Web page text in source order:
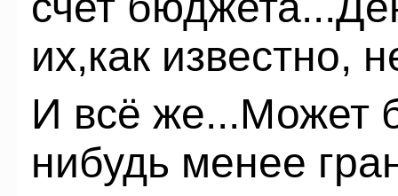
их,как известно,
И всё же...Может
нибудь менее